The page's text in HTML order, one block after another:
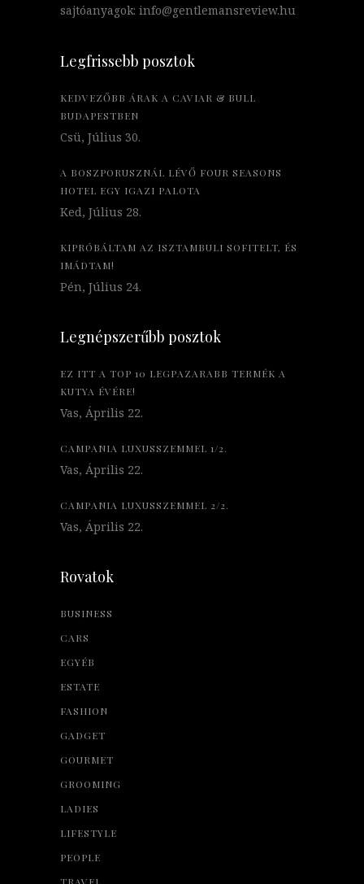
sajtóanyagok: info@gentlemansreview.hu
Legfrissebb posztok
KEDVEZŐBB ÁRAK A CAVIAR & BULL
BUDAPESTBEN
Csü, Július 30.
A BOSZPORUSZNÁL LÉVŐ FOUR SEASONS
HOTEL EGY IGAZI PALOTA
Ked, Július 28.
KIPRÓBÁLTAM AZ ISZTAMBULI SOFITELT, ÉS
IMÁDTAM!
Pén, Július 24.
Legnépszerűbb posztok
EZ ITT A TOP 10 LEGPAZARABB TERMÉK A
KUTYA ÉVÉRE!
Vas, Április 22.
CAMPANIA LUXUSSZEMMEL 1/2.
Vas, Április 22.
CAMPANIA LUXUSSZEMMEL 2/2.
Vas, Április 22.
Rovatok
BUSINESS
CARS
EGYÉB
ESTATE
FASHION
GADGET
GOURMET
GROOMING
LADIES
LIFESTYLE
PEOPLE